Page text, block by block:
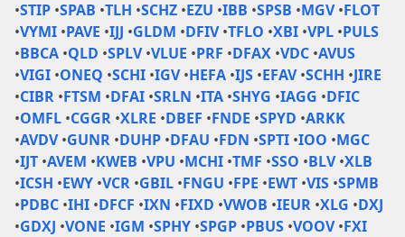
•STIP •SPAB •TLH •SCHZ •EZU •IBB •SPSB •MGV •FLOT
•VYMI •PAVE •IJJ •GLDM •DFIV •TFLO •XBI •VPL •PULS
•BBCA •QLD •SPLV •VLUE •PRF •DFAX •VDC •AVUS
•VIGI •ONEQ •SCHI •IGV •HEFA •IJS •EFAV •SCHH •JIRE
•CIBR •FTSM •DFAI •SRLN •ITA •SHYG •IAGG •DFIC
•OMFL •CGGR •XLRE •DBEF •FNDE •SPYD •ARKK
•AVDV •GUNR •DUHP •DFAU •FDN •SPTI •IOO •MGC
•IJT •AVEM •KWEB •VPU •MCHI •TMF •SSO •BLV •XLB
•ICSH •EWY •VCR •GBIL •FNGU •FPE •EWT •VIS •SPMB
•PDBC •IHI •DFCF •IXN •FIXD •VWOB •IEUR •XLG •DXJ
•GDXJ •VONE •IGM •SPHY •SPGP •PBUS •VOOV •FXI